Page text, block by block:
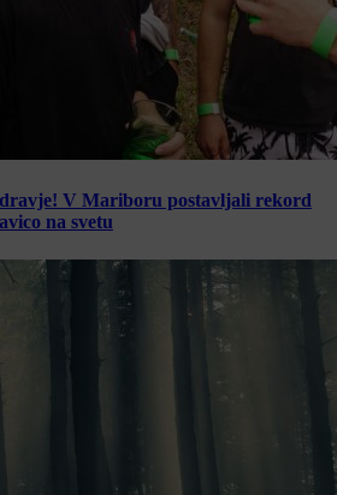
V Mariboru postavljali rekord
na svetu